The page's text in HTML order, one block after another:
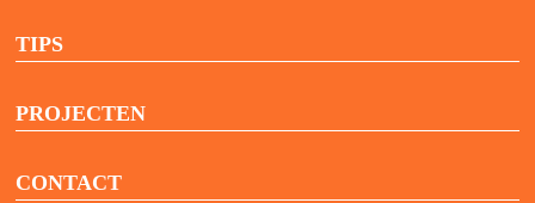
TIPS
PROJECTEN
CONTACT